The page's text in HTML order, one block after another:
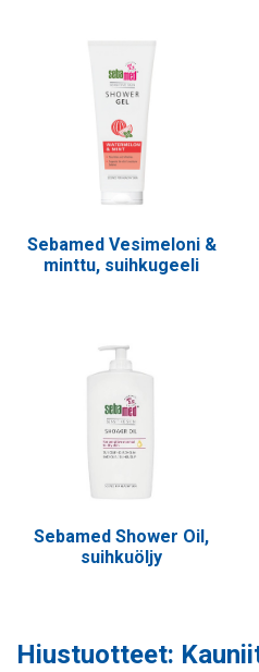
Sebamed Vesimeloni &
minttu, suihkugeeli
Sebamed Shower Oil,
suihkuöljy
Hiustuotteet: